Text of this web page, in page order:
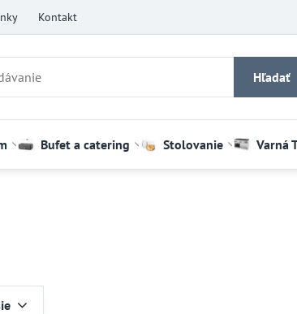
Kontakt
Hľadať
Bufet a catering Stolovanie Varná